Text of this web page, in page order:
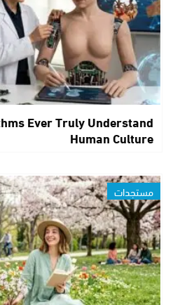
Ever Truly Understand
Human Culture
مستجدات